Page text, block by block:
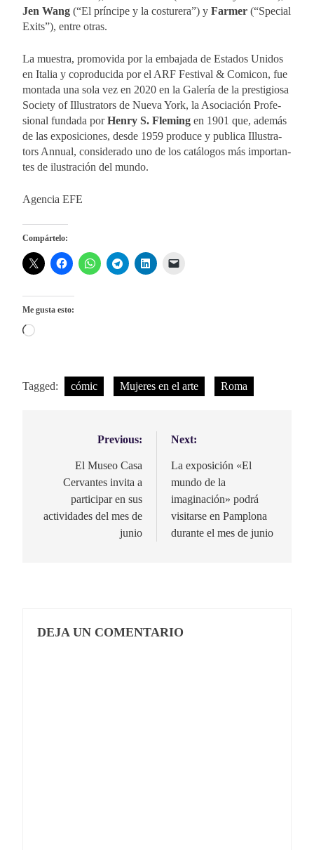
Jen Wang (“El prín­ci­pe y la cos­tu­re­ra”) y Far­mer (“Spe­cial
Exits”), en­tre otras.
La mues­tra, pro­mo­vi­da por la em­ba­ja­da de Es­ta­dos Uni­dos
en Ita­lia y co­pro­du­ci­da por el ARF Fes­ti­val & Co­mi­con, fue
mon­ta­da una sola vez en 2020 en la Ga­le­ría de la pres­ti­gio­sa
So­ciety of Illus­tra­tors de Nue­va York, la Aso­cia­ción Pro­fe­
sio­nal fun­da­da porHenry S. Fle­ming en 1901 que, ade­más
de las ex­po­si­cio­nes, des­de 1959 pro­du­ce y pu­bli­ca Illus­tra­
tors An­nual, con­si­de­ra­do uno de los ca­tá­lo­gos más im­por­tan­
tes de ilus­tra­ción del mun­do.
Agencia EFE
Compártelo:
Me gusta esto:
Cargando...
Tagged: cómic Mujeres en el arte Roma
Navegación
entradas
Previous:
El Museo Casa
Cervantes invita a
participar en sus
actividades del mes de
junio
Next:
La exposición «El
mundo de la
imaginación» podrá
visitarse en Pamplona
durante el mes de junio
DEJA UN COMENTARIO